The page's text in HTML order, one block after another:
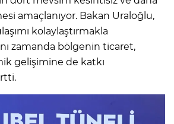
amaçlanıyor. Bakan Uraloğlu,
kolaylaştırmakla
zamanda bölgenin ticaret,
gelişimine de katkı